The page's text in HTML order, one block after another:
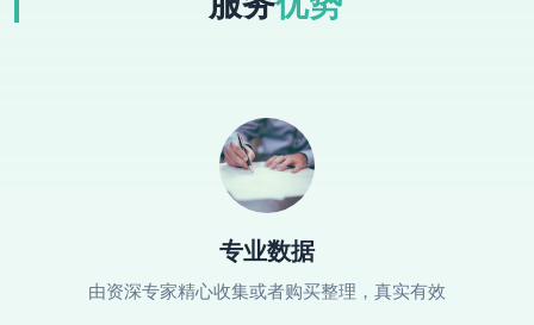
专业数据
由资深专家精心收集或者购买整理，真实有效